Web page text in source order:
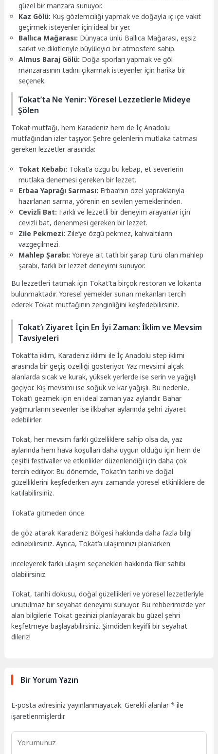
güzel bir manzara sunuyor.
Kaz Gölü: Kuş gözlemciliği yapmak ve doğayla iç içe vakit
geçirmek isteyenler için ideal bir yer.
Ballıca Mağarası: Dünyaca ünlü Ballıca Mağarası, eşsiz
sarkıt ve dikitleriyle büyüleyici bir atmosfere sahip.
Almus Baraj Gölü: Doğa sporları yapmak ve göl
manzarasının tadını çıkarmak isteyenler için harika bir
seçenek.
Tokat’ta Ne Yenir: Yöresel Lezzetlerle Mideye
Şölen
Tokat mutfağı, hem Karadeniz hem de İç Anadolu
mutfağından izler taşıyor. Şehre gelenlerin mutlaka tatması
gereken lezzetler arasında:
Tokat Kebabı: Tokat’a özgü bu kebap, et severlerin
mutlaka denemesi gereken bir lezzet.
Erbaa Yaprağı Sarması: Erbaa’nın özel yapraklarıyla
hazırlanan sarma, yörenin en sevilen yemeklerinden.
Cevizli Bat: Farklı ve lezzetli bir deneyim arayanlar için
cevizli bat, denenmesi gereken bir lezzet.
Zile Pekmezi: Zile’ye özgü pekmez, kahvaltıların
vazgeçilmezi.
Mahlep Şarabı: Yöreye ait tatlı bir şarap türü olan mahlep
şarabı, farklı bir lezzet deneyimi sunuyor.
Bu lezzetleri tatmak için Tokat’ta birçok restoran ve lokanta
bulunmaktadır. Yöresel yemekler sunan mekanları tercih
ederek Tokat mutfağının zenginliğini keşfedebilirsiniz.
Tokat’ı Ziyaret İçin En İyi Zaman: İklim ve Mevsim
Tavsiyeleri
Tokat’ta iklim, Karadeniz iklimi ile İç Anadolu step iklimi
arasında bir geçiş özelliği gösteriyor. Yaz mevsimi alçak
alanlarda sıcak ve kurak, yüksek yerlerde ise serin ve yağışlı
geçiyor. Kış mevsimi ise soğuk ve kar yağışlı. Bu nedenle,
Tokat’ı gezmek için en ideal zaman yaz aylarıdır. Bahar
yağmurlarını sevenler ise ilkbahar aylarında şehri ziyaret
edebilirler.
Tokat, her mevsim farklı güzelliklere sahip olsa da, yaz
aylarında hem hava koşulları daha uygun olduğu için hem de
çeşitli festivaller ve etkinlikler düzenlendiği için daha çok
tercih ediliyor. Bu dönemde, Tokat’ın tarihi ve doğal
güzelliklerini keşfederken aynı zamanda yöresel etkinliklere de
katılabilirsiniz.
Tokat’a gitmeden önce
de göz atarak Karadeniz Bölgesi hakkında daha fazla bilgi
edinebilirsiniz. Ayrıca, Tokat’a ulaşımınızı planlarken
inceleyerek farklı ulaşım seçenekleri hakkında fikir sahibi
olabilirsiniz.
Tokat, tarihi dokusu, doğal güzellikleri ve yöresel lezzetleriyle
unutulmaz bir seyahat deneyimi sunuyor. Bu rehberimizde yer
alan bilgilerle Tokat gezinizi planlayarak bu güzel şehri
keşfetmeye başlayabilirsiniz. Şimdiden keyifli bir seyahat
dileriz!
Bir Yorum Yazın
E-posta adresiniz yayınlanmayacak. Gerekli alanlar* ile
işaretlenmişlerdir